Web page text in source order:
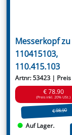
Messerkopf
110415103,
110.415.103
Artnr: 53423 | Preis
€ 78.90
(Preis inkl. 20% USt.)
€ 98.90
Auf Lager.